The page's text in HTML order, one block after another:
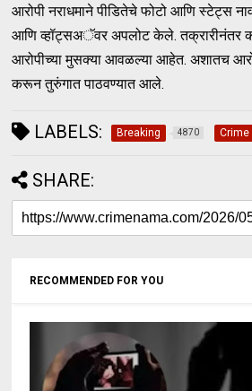
आरोपी नराधमाने पीडितेचे फोटो आणि स्टेट्‍स
आणि व्हॉट्सअॅवर अपलोट केले. तक्रारीनंतर
आरोपीच्या मुसक्या आवळल्या आहेत. अशातच
करून तुरुंगात पाठवण्यात आले.
LABELS: Breaking 4870 Crime
SHARE:
RECOMMENDED FOR YOU